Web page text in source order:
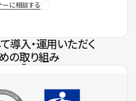
ーに相談する
導入・運用いただく
の取り組み